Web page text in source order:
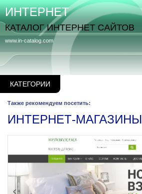
КАТЕГОРИИ
www.in-catalog.com
ИНТЕРНЕТ
КАТАЛОГ ИНТЕРНЕТ САЙТОВ
Также рекомендуем посетить:
ИНТЕРНЕТ-МАГАЗИНЫ